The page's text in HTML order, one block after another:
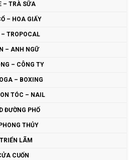
– TRÀ SỮA
– HOA GIẤY
TROPOCAL
– ANH NGỮ
– CÔNG TY
– BOXING
TÓC – NAIL
ĐƯỜNG PHỐ
THỦY
LÃM
CUỐN